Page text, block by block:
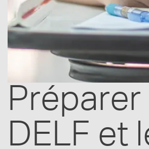
Préparer
DELF et